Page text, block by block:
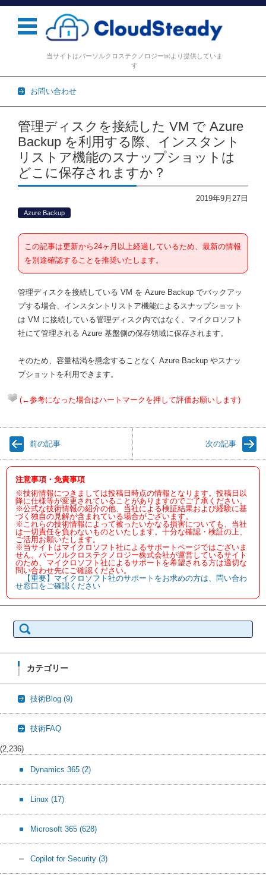
当サイトはパーソルクロステクノロジー㈱より提供していま
す
お問い合わせ
コンテンツに移動
管理ディスクを接続した VM で Azure
Backup を利用する際、インスタント
リストア機能のスナップショットは
どこに保存されますか？
2019年9月27日
Azure Backup
この記事は更新から24ヶ月以上経過しているため、最新の情報
を別途確認することを推奨いたします。
管理ディスクを接続している VM を Azure Backup でバックアッ
プする場合、インスタントリストア機能によるスナップショット
は VM に接続している管理ディスク内ではなく、マイクロソフト
社にて管理される Azure 基盤側の保存領域に保存されます。
そのため、容量枯渇を懸念することなく Azure Backup やスナッ
プショットを利用できます。
(←参考になった場合はハートマークを押して評価お願いします)
前の記事 次の記事
注意事項・免責事項
※技術情報につきましては投稿日時点の情報となります。投稿日以
降に仕様等が変更されていることがありますのでご了承ください。
※公式な技術情報の紹介の他、当社による検証結果および経験に基
づく独自の見解が含まれている場合がございます。
※これらの技術情報によって被ったいかなる損害についても、当社
は一切責任を負わないものといたします。十分な確認・検証の上、
ご活用お願いたします。
※当サイトはマイクロソフト社によるサポートページではございま
せん。パーソルクロステクノロジー株式会社が運営しているサイト
のため、マイクロソフト社によるサポートを希望される方は適切な
問い合わせ先にご確認ください。
【重要】マイクロソフト社のサポートをお求めの方は、問い合わ
せ窓口をご確認ください
索:
カテゴリー
技術Blog (9)
技術FAQ
(2,236)
Dynamics 365 (2)
Linux (17)
Microsoft 365 (628)
Copilot for Security (3)